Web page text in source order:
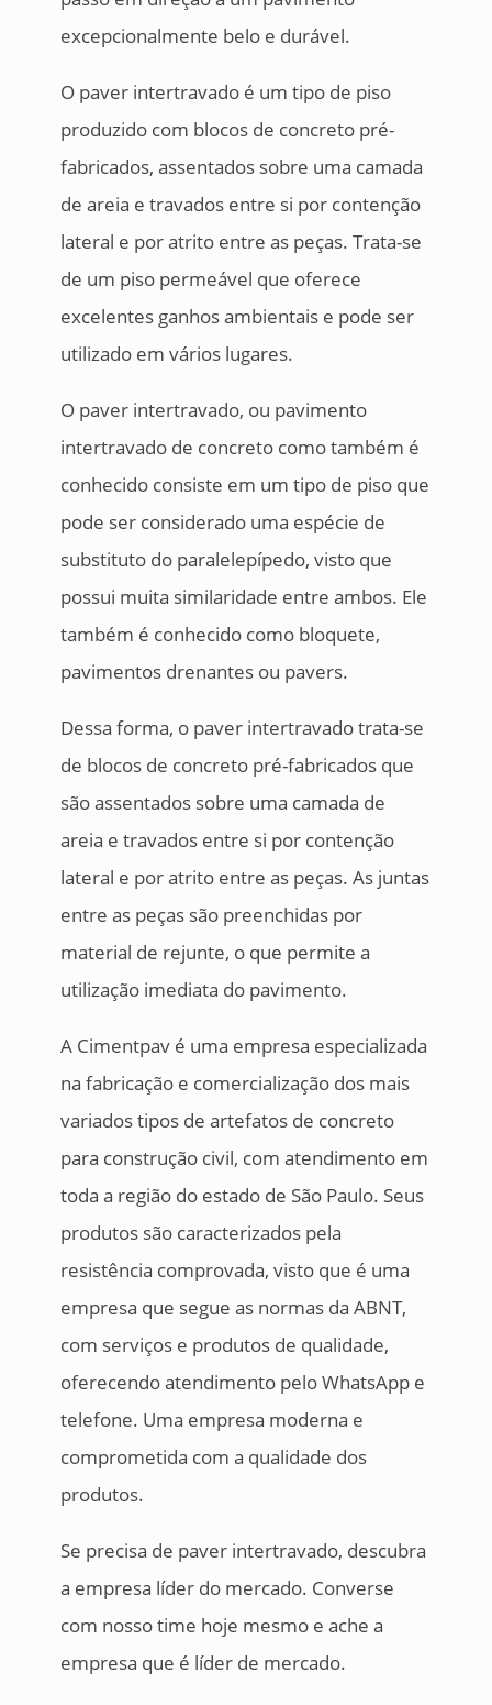
excepcionalmente belo e durável.
O paver intertravado é um tipo de piso
produzido com blocos de concreto pré-
fabricados, assentados sobre uma camada
de areia e travados entre si por contenção
lateral e por atrito entre as peças. Trata-se
de um piso permeável que oferece
excelentes ganhos ambientais e pode ser
utilizado em vários lugares.
O paver intertravado, ou pavimento
intertravado de concreto como também é
conhecido consiste em um tipo de piso que
pode ser considerado uma espécie de
substituto do paralelepípedo, visto que
possui muita similaridade entre ambos. Ele
também é conhecido como bloquete,
pavimentos drenantes ou pavers.
Dessa forma, o paver intertravado trata-se
de blocos de concreto pré-fabricados que
são assentados sobre uma camada de
areia e travados entre si por contenção
lateral e por atrito entre as peças. As juntas
entre as peças são preenchidas por
material de rejunte, o que permite a
utilização imediata do pavimento.
A Cimentpav é uma empresa especializada
na fabricação e comercialização dos mais
variados tipos de artefatos de concreto
para construção civil, com atendimento em
toda a região do estado de São Paulo. Seus
produtos são caracterizados pela
resistência comprovada, visto que é uma
empresa que segue as normas da ABNT,
com serviços e produtos de qualidade,
oferecendo atendimento pelo WhatsApp e
telefone. Uma empresa moderna e
comprometida com a qualidade dos
produtos.
Se precisa de paver intertravado, descubra
a empresa líder do mercado. Converse
com nosso time hoje mesmo e ache a
empresa que é líder de mercado.